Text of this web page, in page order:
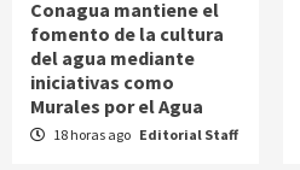
Conagua mantiene el
fomento de la cultura
del agua mediante
iniciativas como
Murales por el Agua
18 horas ago Editorial Staff